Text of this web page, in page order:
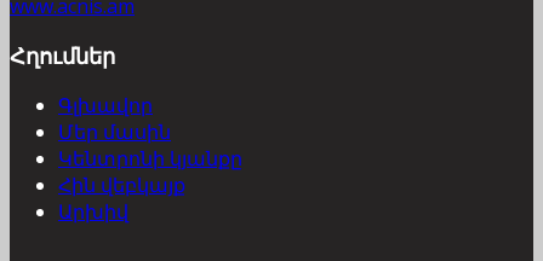
www.acnis.am
Հղումներ
Գլխավոր
Մեր մասին
Կենտրոնի կյանքը
Հին վեբկայք
Արխիվ